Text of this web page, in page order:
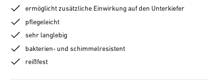
ermöglicht zusätzliche Einwirkung auf den Unterkiefer
pflegeleicht
sehr langlebig
bakterien- und schimmelresistent
reißfest